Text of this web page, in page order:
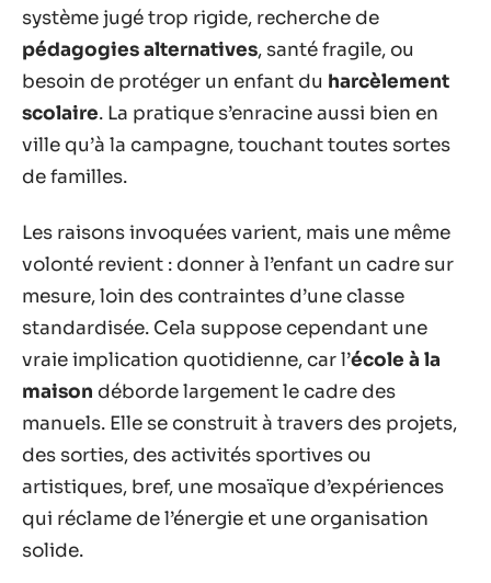
système jugé trop rigide, recherche de
pédagogies alternatives, santé fragile, ou
besoin de protéger un enfant du harcèlement
scolaire. La pratique s’enracine aussi bien en
ville qu’à la campagne, touchant toutes sortes
de familles.
Les raisons invoquées varient, mais une même
volonté revient : donner à l’enfant un cadre sur
mesure, loin des contraintes d’une classe
standardisée. Cela suppose cependant une
vraie implication quotidienne, car l’école à la
maison déborde largement le cadre des
manuels. Elle se construit à travers des projets,
des sorties, des activités sportives ou
artistiques, bref, une mosaïque d’expériences
qui réclame de l’énergie et une organisation
solide.